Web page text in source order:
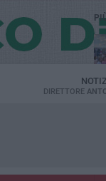
DIRETTORE